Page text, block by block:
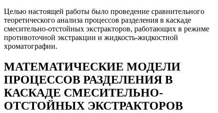
Целью настоящей работы было проведение сравнительного
теоретического анализа процессов разделения в каскаде
смесительно-отстойных экстракторов, работающих в режиме
противоточной экстракции и жидкость-жидкостной
хроматографии.
МАТЕМАТИЧЕСКИЕ МОДЕЛИ
ПРОЦЕССОВ РАЗДЕЛЕНИЯ В
КАСКАДЕ СМЕСИТЕЛЬНО-
ОТСТОЙНЫХ ЭКСТРАКТОРОВ